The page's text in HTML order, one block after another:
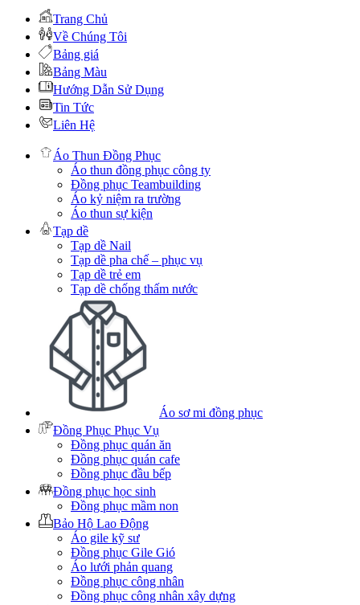
Trang Chủ
Về Chúng Tôi
Bảng giá
Bảng Màu
Hướng Dẫn Sử Dụng
Tin Tức
Liên Hệ
Áo Thun Đồng Phục
Áo thun đồng phục công ty
Đồng phục Teambuilding
Áo kỷ niệm ra trường
Áo thun sự kiện
Tạp dề
Tạp dề Nail
Tạp dề pha chế – phục vụ
Tạp dề trẻ em
Tạp dề chống thấm nước
Áo sơ mi đồng phục
Đồng Phục Phục Vụ
Đồng phục quán ăn
Đồng phục quán cafe
Đồng phục đầu bếp
Đồng phục học sinh
Đồng phục mầm non
Bảo Hộ Lao Động
Áo gile kỹ sư
Đồng phục Gile Gió
Áo lưới phản quang
Đồng phục công nhân
Đồng phục công nhân xây dựng